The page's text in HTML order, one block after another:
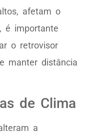
afetam o
é importante
o retrovisor
manter distância
de Clima
a